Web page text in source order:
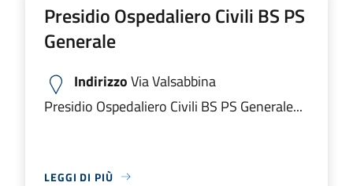
Presidio Ospedaliero Civili BS PS
Generale
IndirizzoVia Valsabbina
Presidio Ospedaliero Civili BS PS Generale...
LEGGI DI PIÙ